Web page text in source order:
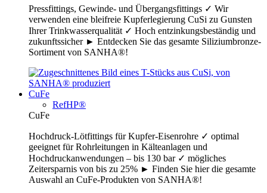
Pressfittings, Gewinde- und Übergangsfittings ✓ Wir
verwenden eine bleifreie Kupferlegierung CuSi zu Gunsten
Ihrer Trinkwasserqualität ✓ Hoch entzinkungsbeständig und
zukunftssicher ► Entdecken Sie das gesamte Siliziumbronze-
Sortiment von SANHA®!
CuFe
RefHP®
CuFe
Hochdruck-Lötfittings für Kupfer-Eisenrohre ✓ optimal
geeignet für Rohrleitungen in Kälteanlagen und
Hochdruckanwendungen – bis 130 bar ✓ mögliches
Zeitersparnis von bis zu 25% ► Finden Sie hier die gesamte
Auswahl an CuFe-Produkten von SANHA®!